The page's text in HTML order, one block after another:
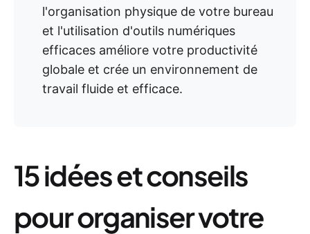
l'organisation physique de votre bureau
et l'utilisation d'outils numériques
efficaces améliore votre productivité
globale et crée un environnement de
travail fluide et efficace.
15 idées et conseils
pour organiser votre